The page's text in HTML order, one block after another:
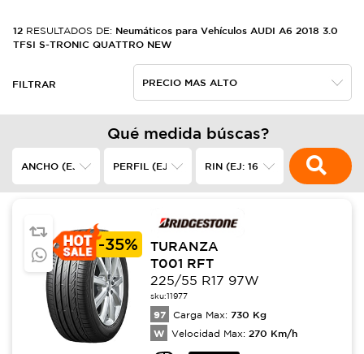
12 RESULTADOS DE: Neumáticos para Vehículos AUDI A6 2018 3.0
TFSI S-TRONIC QUATTRO NEW
FILTRAR
Qué medida búscas?
-35%
TURANZA
T001 RFT
225/55 R17 97W
sku:11977
97 Carga Max: 730 Kg
W Velocidad Max: 270 Km/h